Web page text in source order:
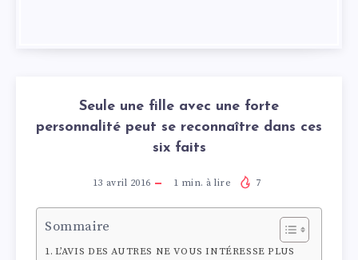
Seule une fille avec une forte
personnalité peut se reconnaître dans ces
six faits
13 avril 2016 1 min. à lire 7
Sommaire
L’AVIS DES AUTRES NE VOUS INTÉRESSE PLUS